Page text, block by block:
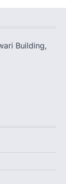
Building,